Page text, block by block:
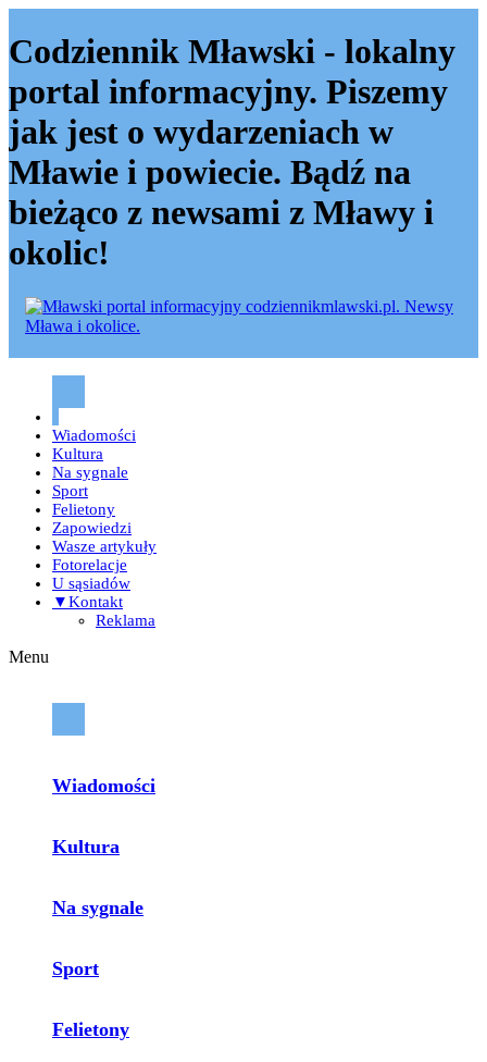
Codziennik Mławski - lokalny
portal informacyjny. Piszemy
jak jest o wydarzeniach w
Mławie i powiecie. Bądź na
bieżąco z newsami z Mławy i
okolic!
Codziennik mławski – Mława
Wiadomości
Kultura
Na sygnale
Sport
Felietony
Zapowiedzi
Wasze artykuły
Fotorelacje
U sąsiadów
▼Kontakt
Reklama
Menu
Wiadomości
Kultura
Na sygnale
Sport
Felietony